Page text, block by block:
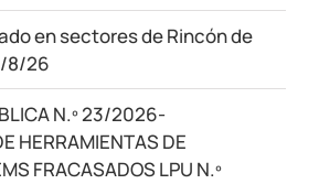
en sectores de Rincón de
8/26
N.º 23/2026-
HERRAMIENTAS DE
FRACASADOS LPU N.º